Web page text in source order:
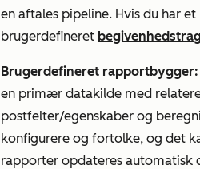
en aftales pipeline. Hvis du har et
brugerdefineret
Brugerdefineret rapportbygger:
en primær datakilde med
postfelter/egenskaber og
konfigurere og fortolke, og det
rapporter opdateres automatisk